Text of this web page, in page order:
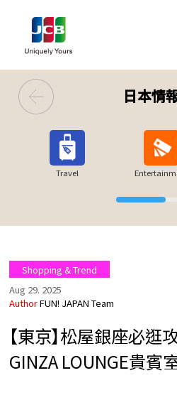
日本情
Travel
Shopping & Trend
Aug 29. 2025
AuthorFUN! JAPAN Team
【東京】松屋銀座必逛
GINZA LOUNGE貴賓